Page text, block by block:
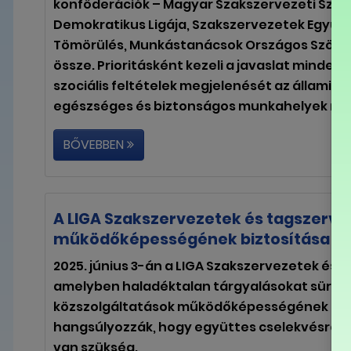
konföderációk – Magyar Szakszervezeti
Demokratikus Ligája, Szakszervezetek
Tömörülés, Munkástanácsok Országos
össze. Prioritásként kezeli a javaslat minden
szociális feltételek megjelenését az állami
egészséges és biztonságos munkahelyek
BŐVEBBEN
A LIGA Szakszervezetek és
működőképességének biztosítása
2025. június 3-án a LIGA Szakszervezetek
amelyben haladéktalan tárgyalásokat
közszolgáltatások működőképességének
hangsúlyozzák, hogy együttes